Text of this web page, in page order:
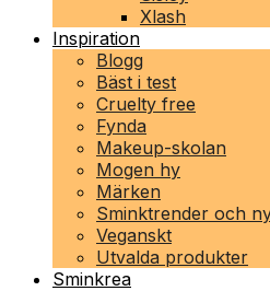
Xlash
Inspiration
Blogg
Bäst i test
Cruelty free
Fynda
Makeup-skolan
Mogen hy
Märken
Sminktrender och
Veganskt
Utvalda produkter
Sminkrea